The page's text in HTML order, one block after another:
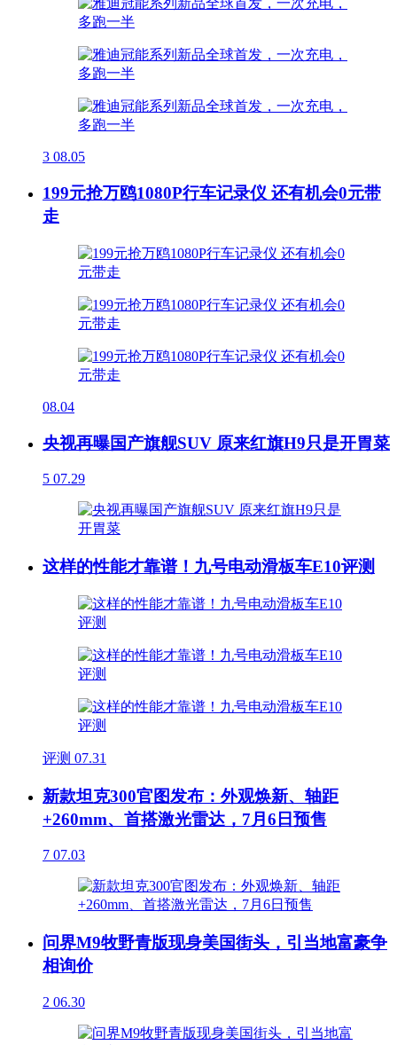
3 08.05
199元抢万鸥1080P行车记录仪 还有机会0元带
走
08.04
央视再曝国产旗舰SUV 原来红旗H9只是开胃菜
5 07.29
这样的性能才靠谱！九号电动滑板车E10评测
评测 07.31
新款坦克300官图发布：外观焕新、轴距
+260mm、首搭激光雷达，7月6日预售
7 07.03
问界M9牧野青版现身美国街头，引当地富豪争
相询价
2 06.30